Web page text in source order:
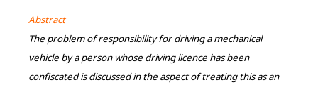
Abstract
The problem of responsibility for driving a mechanical
vehicle by a person whose driving licence has been
confiscated is discussed in the aspect of treating this as an